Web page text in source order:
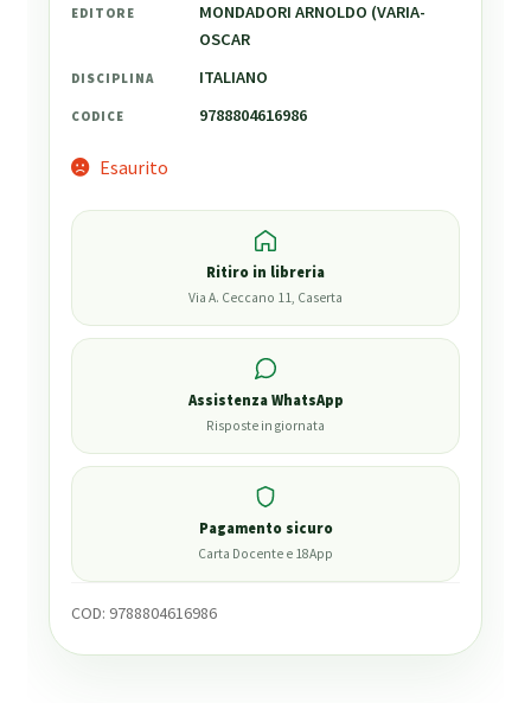
EDITORE
MONDADORI ARNOLDO (VARIA-
OSCAR
DISCIPLINA ITALIANO
CODICE 9788804616986
Esaurito
Ritiro in libreria
Via A. Ceccano 11, Caserta
Assistenza WhatsApp
Risposte in giornata
Pagamento sicuro
Carta Docente e 18App
COD: 9788804616986